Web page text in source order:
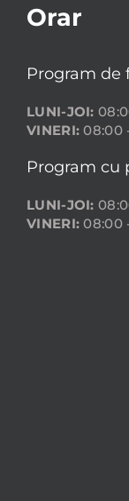
Orar
Program de
LUNI-JOI:
VINERI: 08:00
Program cu
LUNI-JOI:
VINERI: 08:00